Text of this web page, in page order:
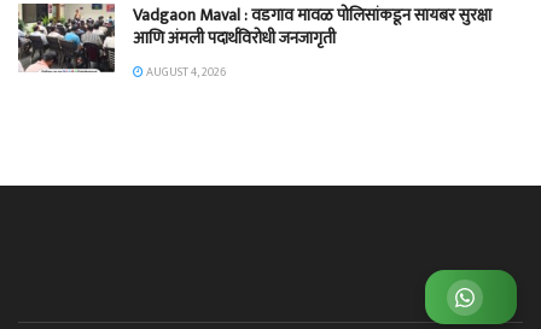
व्हाट्सअप ग्रुप जॉईन करा
Vadgaon Maval : वडगाव मावळ पोलिसांकडून सायबर सुरक्षा
आणि अंमली पदार्थविरोधी जनजागृती
AUGUST 4, 2026